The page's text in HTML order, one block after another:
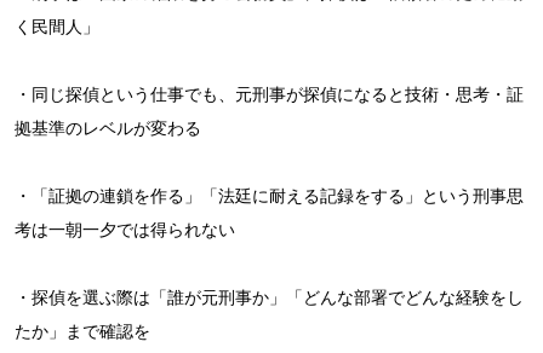
く民間人」
・同じ探偵という仕事でも、元刑事が探偵になると技術・思考・証
拠基準のレベルが変わる
・「証拠の連鎖を作る」「法廷に耐える記録をする」という刑事思
考は一朝一夕では得られない
・探偵を選ぶ際は「誰が元刑事か」「どんな部署でどんな経験をし
たか」まで確認を